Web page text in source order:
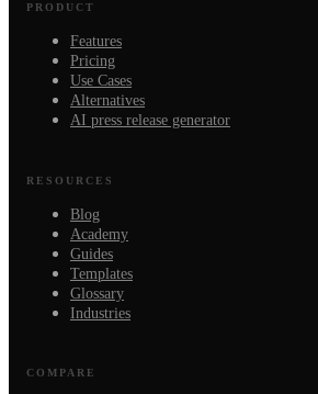
PRODUCT
Features
Pricing
Use Cases
Alternatives
AI press release generator
RESOURCES
Blog
Academy
Guides
Templates
Glossary
Industries
COMPARE